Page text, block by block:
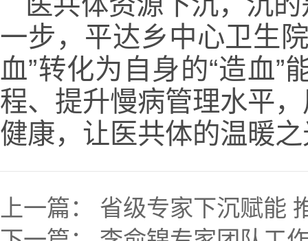
一步，平达乡中心卫生
血”转化为自身的“造血
程、提升慢病管理水平
健康，让医共体的温暖
上一篇： 省级专家下沉赋能